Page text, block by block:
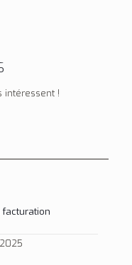
intéressent !